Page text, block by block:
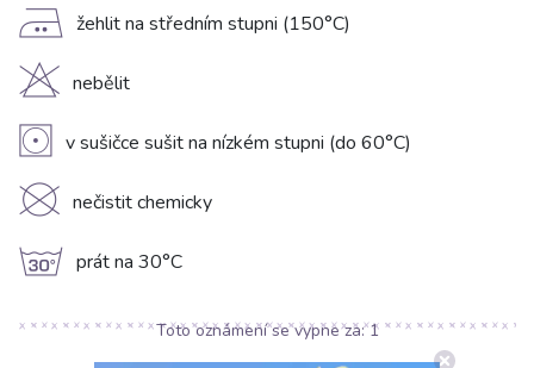
E žehlit na středním stupni (150°C)
H nebělit
V v sušičce sušit na nízkém stupni (do 60°C)
K nečistit chemicky
g prát na 30°C